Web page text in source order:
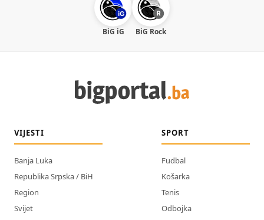
BiG iG BiG Rock
VIJESTI
Banja Luka
Republika Srpska / BiH
Region
Svijet
SPORT
Fudbal
Košarka
Tenis
Odbojka